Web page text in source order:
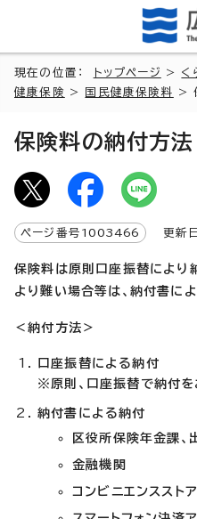
現在の位置： トップページ > く
健康保険
> 国民健康保険料 >
保険料の納付方法
ページ番号 1003466 更新
保険料は原則口座振替により
より難い場合等は、納付書に
＜納付方法＞
口座振替による納付
※原則、口座振替で納付を
納付書による納付
区役所保険年金課、
金融機関
コンビニエンススト